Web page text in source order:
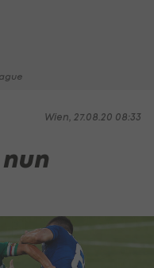
Wien, 27.08.20 08:33